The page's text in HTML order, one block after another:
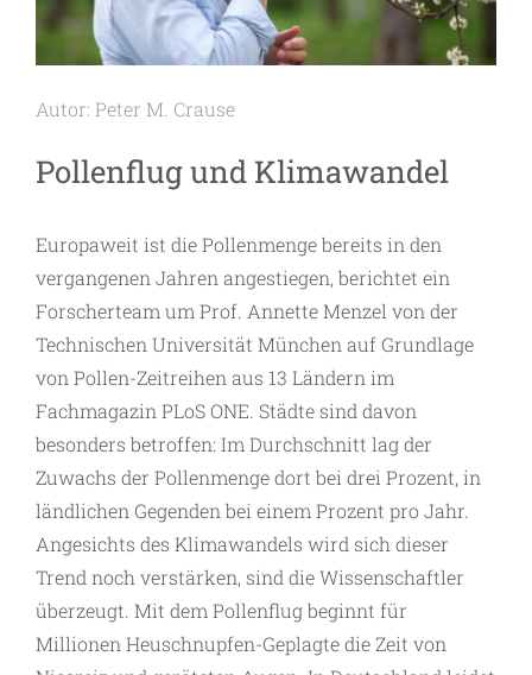
Autor: Peter M. Crause
Pollenflug und Klimawandel
Europaweit ist die Pollenmenge bereits in den
vergangenen Jahren angestiegen, berichtet ein
Forscherteam um Prof. Annette Menzel von der
Technischen Universität München auf Grundlage
von Pollen-Zeitreihen aus 13 Ländern im
Fachmagazin PLoS ONE. Städte sind davon
besonders betroffen: Im Durchschnitt lag der
Zuwachs der Pollenmenge dort bei drei Prozent, in
ländlichen Gegenden bei einem Prozent pro Jahr.
Angesichts des Klimawandels wird sich dieser
Trend noch verstärken, sind die Wissenschaftler
überzeugt. Mit dem Pollenflug beginnt für
Millionen Heuschnupfen-Geplagte die Zeit von